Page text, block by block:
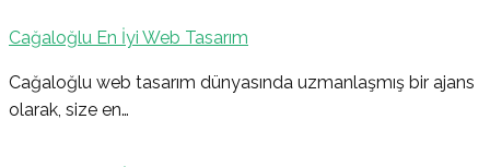
Cağaloğlu En İyi Web Tasarım
Cağaloğlu web tasarım dünyasında uzmanlaşmış bir ajans
olarak, size en…